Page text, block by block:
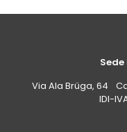
Via Ala Brüga, 64
IDI-